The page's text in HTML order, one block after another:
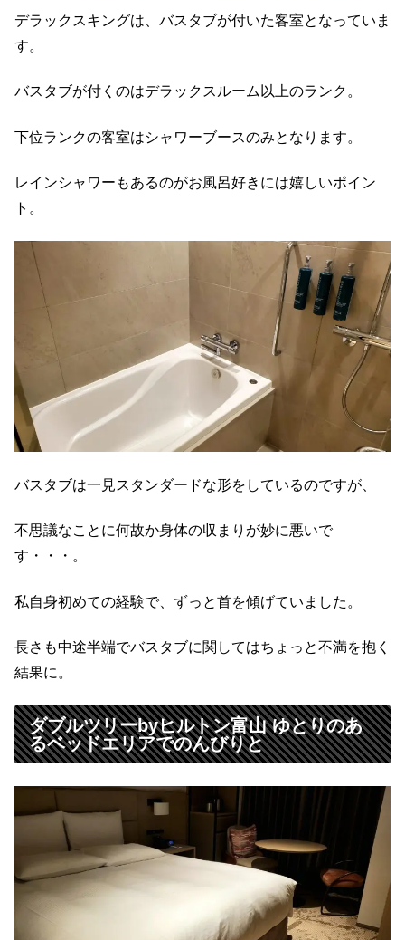
デラックスキングは、バスタブが付いた客室となっていま
す。
バスタブが付くのはデラックスルーム以上のランク。
下位ランクの客室はシャワーブースのみとなります。
レインシャワーもあるのがお風呂好きには嬉しいポイン
ト。
バスタブは一見スタンダードな形をしているのですが、
不思議なことに何故か身体の収まりが妙に悪いで
す・・・。
私自身初めての経験で、ずっと首を傾げていました。
長さも中途半端でバスタブに関してはちょっと不満を抱く
結果に。
ダブルツリーbyヒルトン富山 ゆとりのあ
るベッドエリアでのんびりと